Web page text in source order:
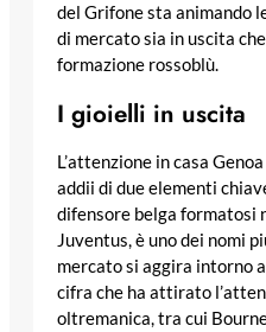
del Grifone sta animando
di mercato sia in uscita
formazione rossoblù.
I gioielli in uscita
L’attenzione in casa
addii di due elementi
difensore belga formatosi
Juventus, è uno dei nomi
mercato si aggira intorno
cifra che ha attirato
oltremanica, tra cui